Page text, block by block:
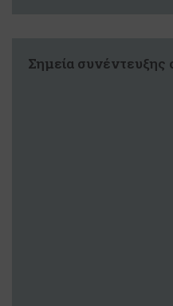
Σημεία συνέντευξης